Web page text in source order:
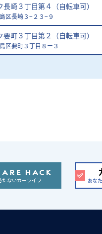
長崎３丁目第４（自転車可）
区長崎３−２３−９
要町３丁目第２（自転車可）
区要町３丁目８ー３
あな